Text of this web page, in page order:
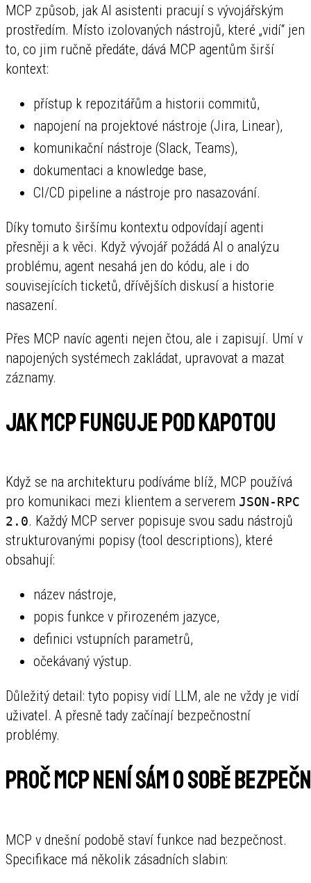
MCP způsob, jak AI asistenti pracují s vývojářským
prostředím. Místo izolovaných nástrojů, které „vidí“ jen
to, co jim ručně předáte, dává MCP agentům širší
kontext:
přístup k repozitářům a historii commitů,
napojení na projektové nástroje (Jira, Linear),
komunikační nástroje (Slack, Teams),
dokumentaci a knowledge base,
CI/CD pipeline a nástroje pro nasazování.
Díky tomuto širšímu kontextu odpovídají agenti
přesněji a k věci. Když vývojář požádá AI o analýzu
problému, agent nesahá jen do kódu, ale i do
souvisejících ticketů, dřívějších diskusí a historie
nasazení.
Přes MCP navíc agenti nejen čtou, ale i zapisují. Umí v
napojených systémech zakládat, upravovat a mazat
záznamy.
Jak MCP funguje pod kapotou
Když se na architekturu podíváme blíž, MCP používá
pro komunikaci mezi klientem a serverem JSON-RPC
2.0. Každý MCP server popisuje svou sadu nástrojů
strukturovanými popisy (tool descriptions), které
obsahují:
název nástroje,
popis funkce v přirozeném jazyce,
definici vstupních parametrů,
očekávaný výstup.
Důležitý detail: tyto popisy vidí LLM, ale ne vždy je vidí
uživatel. A přesně tady začínají bezpečnostní
problémy.
Proč MCP není sám o sobě
MCP v dnešní podobě staví funkce nad bezpečnost.
Specifikace má několik zásadních slabin: